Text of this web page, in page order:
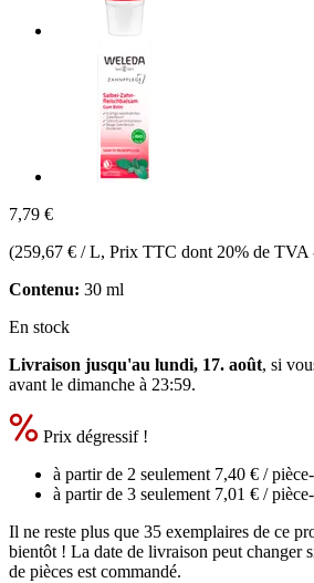
7,79 €
(259,67 € / L, Prix TTC dont 20% de TVA
Contenu: 30 ml
En stock
Livraison jusqu'au lundi, 17. août, si
avant le dimanche à 23:59.
Prix dégressif !
à partir de 2 seulement 7,40 € / pièce
à partir de 3 seulement 7,01 € / pièce
Il ne reste plus que 35 exemplaires de ce
bientôt ! La date de livraison peut changer
de pièces est commandé.